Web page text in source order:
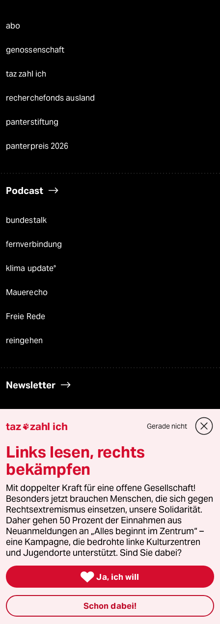
abo
genossenschaft
taz zahl ich
recherchefonds ausland
panterstiftung
panterpreis 2026
Podcast
bundestalk
fernverbindung
klima update°
Mauerecho
Freie Rede
reingehen
Newsletter
taz zahl ich
taz lab Infobrief
Veranstaltungen
Demnächst
Vor Ort
Live im Stream
taz zahl ich Gerade nicht
Links lesen, rechts
bekämpfen
Mit doppelter Kraft für eine offene Gesellschaft!
Besonders jetzt brauchen Menschen, die sich gegen
Rechtsextremismus einsetzen, unsere Solidarität.
Daher gehen 50 Prozent der Einnahmen aus
Neuanmeldungen an „Alles beginnt im Zentrum“ –
eine Kampagne, die bedrohte linke Kulturzentren
und Jugendorte unterstützt. Sind Sie dabei?
 Ja, ich will
Schon dabei!